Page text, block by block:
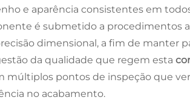
e aparência consistentes em
é submetido a procedimentos
dimensional, a fim de manter
da qualidade que regem esta
múltiplos pontos de inspeção que
no acabamento.